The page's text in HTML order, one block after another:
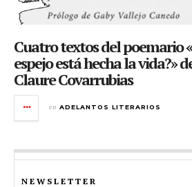
Cuatro textos del poemario
espejo está hecha la vida?»
Claure Covarrubias
en ADELANTOS LITERARIOS
NEWSLETTER